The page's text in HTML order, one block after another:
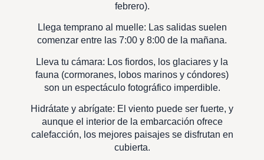
febrero).
Llega temprano al muelle: Las salidas suelen
comenzar entre las 7:00 y 8:00 de la mañana.
Lleva tu cámara: Los fiordos, los glaciares y la
fauna (cormoranes, lobos marinos y cóndores)
son un espectáculo fotográfico imperdible.
Hidrátate y abrígate: El viento puede ser fuerte, y
aunque el interior de la embarcación ofrece
calefacción, los mejores paisajes se disfrutan en
cubierta.